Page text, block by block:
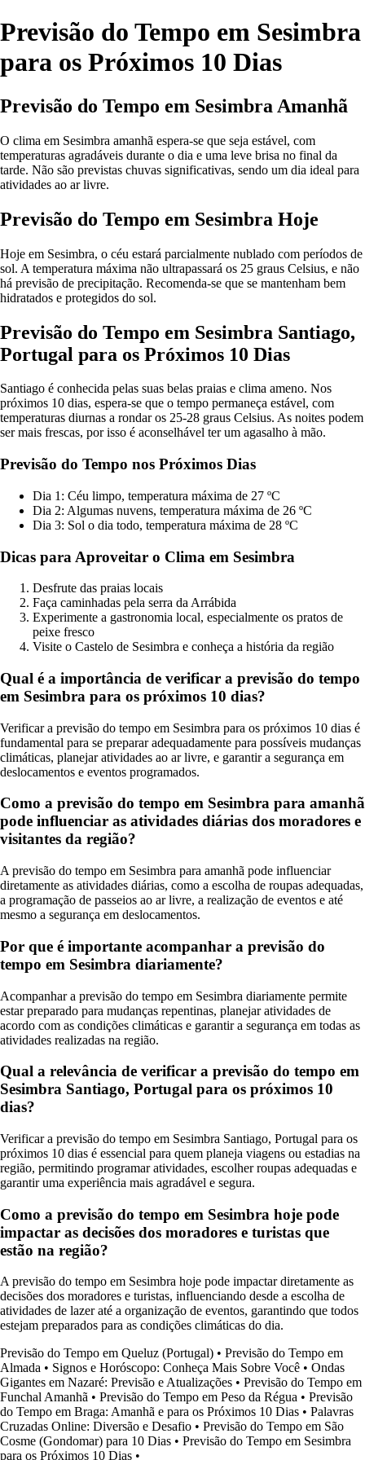
Previsão do Tempo em Sesimbra
para os Próximos 10 Dias
Previsão do Tempo em Sesimbra Amanhã
O clima em Sesimbra amanhã espera-se que seja estável, com
temperaturas agradáveis durante o dia e uma leve brisa no final da
tarde. Não são previstas chuvas significativas, sendo um dia ideal para
atividades ao ar livre.
Previsão do Tempo em Sesimbra Hoje
Hoje em Sesimbra, o céu estará parcialmente nublado com períodos de
sol. A temperatura máxima não ultrapassará os 25 graus Celsius, e não
há previsão de precipitação. Recomenda-se que se mantenham bem
hidratados e protegidos do sol.
Previsão do Tempo em Sesimbra Santiago,
Portugal para os Próximos 10 Dias
Santiago é conhecida pelas suas belas praias e clima ameno. Nos
próximos 10 dias, espera-se que o tempo permaneça estável, com
temperaturas diurnas a rondar os 25-28 graus Celsius. As noites podem
ser mais frescas, por isso é aconselhável ter um agasalho à mão.
Previsão do Tempo nos Próximos Dias
Dia 1: Céu limpo, temperatura máxima de 27 ºC
Dia 2: Algumas nuvens, temperatura máxima de 26 ºC
Dia 3: Sol o dia todo, temperatura máxima de 28 ºC
Dicas para Aproveitar o Clima em Sesimbra
Desfrute das praias locais
Faça caminhadas pela serra da Arrábida
Experimente a gastronomia local, especialmente os pratos de
peixe fresco
Visite o Castelo de Sesimbra e conheça a história da região
Qual é a importância de verificar a previsão do tempo
em Sesimbra para os próximos 10 dias?
Verificar a previsão do tempo em Sesimbra para os próximos 10 dias é
fundamental para se preparar adequadamente para possíveis mudanças
climáticas, planejar atividades ao ar livre, e garantir a segurança em
deslocamentos e eventos programados.
Como a previsão do tempo em Sesimbra para amanhã
pode influenciar as atividades diárias dos moradores e
visitantes da região?
A previsão do tempo em Sesimbra para amanhã pode influenciar
diretamente as atividades diárias, como a escolha de roupas adequadas,
a programação de passeios ao ar livre, a realização de eventos e até
mesmo a segurança em deslocamentos.
Por que é importante acompanhar a previsão do
tempo em Sesimbra diariamente?
Acompanhar a previsão do tempo em Sesimbra diariamente permite
estar preparado para mudanças repentinas, planejar atividades de
acordo com as condições climáticas e garantir a segurança em todas as
atividades realizadas na região.
Qual a relevância de verificar a previsão do tempo em
Sesimbra Santiago, Portugal para os próximos 10
dias?
Verificar a previsão do tempo em Sesimbra Santiago, Portugal para os
próximos 10 dias é essencial para quem planeja viagens ou estadias na
região, permitindo programar atividades, escolher roupas adequadas e
garantir uma experiência mais agradável e segura.
Como a previsão do tempo em Sesimbra hoje pode
impactar as decisões dos moradores e turistas que
estão na região?
A previsão do tempo em Sesimbra hoje pode impactar diretamente as
decisões dos moradores e turistas, influenciando desde a escolha de
atividades de lazer até a organização de eventos, garantindo que todos
estejam preparados para as condições climáticas do dia.
Previsão do Tempo em Queluz (Portugal) • Previsão do Tempo em
Almada • Signos e Horóscopo: Conheça Mais Sobre Você • Ondas
Gigantes em Nazaré: Previsão e Atualizações • Previsão do Tempo em
Funchal Amanhã • Previsão do Tempo em Peso da Régua • Previsão
do Tempo em Braga: Amanhã e para os Próximos 10 Dias • Palavras
Cruzadas Online: Diversão e Desafio • Previsão do Tempo em São
Cosme (Gondomar) para 10 Dias • Previsão do Tempo em Sesimbra
para os Próximos 10 Dias •